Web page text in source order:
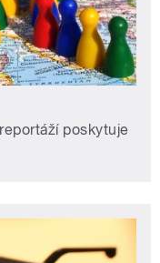
poskytuje